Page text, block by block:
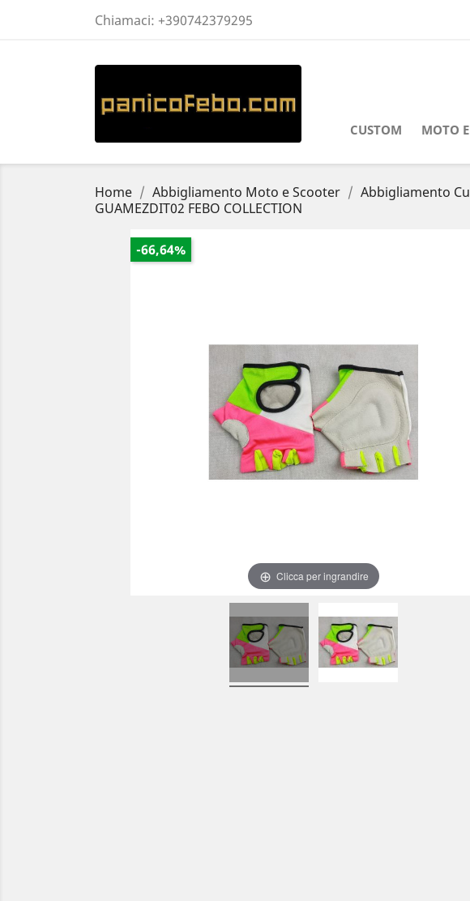
Chiamaci: +390742379295
CUSTOM MOTO
Home Abbigliamento Moto e Scooter Abbigliamento
GUAMEZDIT02 FEBO COLLECTION
-66,64%
Clicca per ingrandire